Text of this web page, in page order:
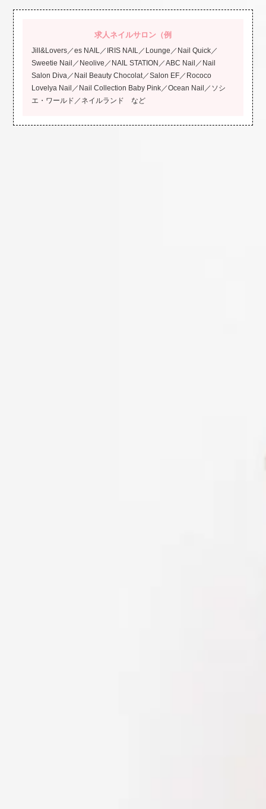
求人ネイルサロン（例
Jill&Lovers／es NAIL／IRIS NAIL／Lounge／Nail Quick／
Sweetie Nail／Neolive／NAIL STATION／ABC Nail／Nail
Salon Diva／Nail Beauty Chocolat／Salon EF／Rococo
Lovelya Nail／Nail Collection Baby Pink／Ocean Nail／ソシ
エ・ワールド／ネイルランド など